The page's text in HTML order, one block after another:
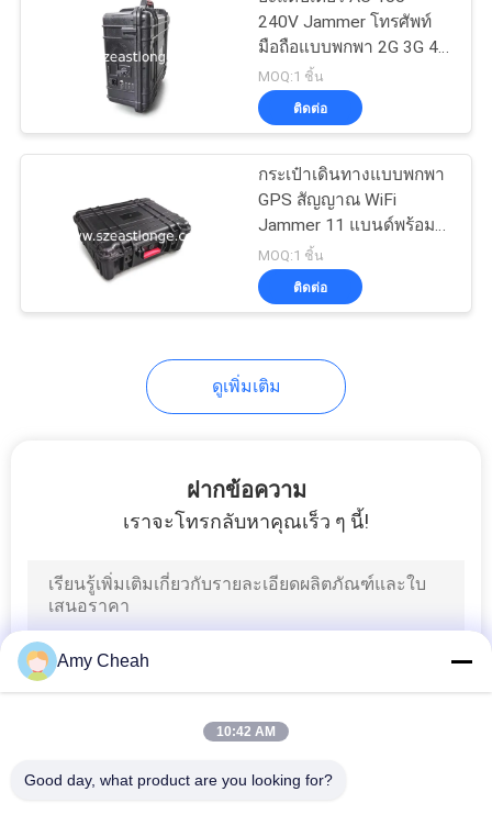
5G Jammer
การวิเคราะห์การ
เครือข่ายสื่อสารไร้
สาย
240V Jammer โทรศัพท์
มือถือแบบพกพา 2G 3G 4G
5G WiFi GPS สัญญาณ
เตือนแบตเตอรี่ต่ำ
MOQ:1 ชิ้น
ติดต่อ
กระเป๋าเดินทางแบบพกพา
GPS สัญญาณ WiFi
Jammer 11 แบนด์พร้อม
แบตเตอรี่ในตัว - In
MOQ:1 ชิ้น
ติดต่อ
ดูเพิ่มเติม
ฝากข้อความ
เราจะโทรกลับหาคุณเร็ว ๆ นี้!
Amy Cheah
10:42 AM
Good day, what product are you looking for?